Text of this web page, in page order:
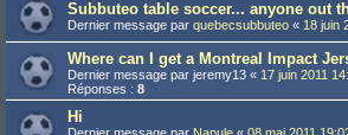
Subbuteo table soccer... anyone out
Dernier message par quebecsubbuteo « 18 juin
Where can I get a Montreal Impact
Dernier message par jeremy13 « 17 juin 2011
Réponses : 8
Hi